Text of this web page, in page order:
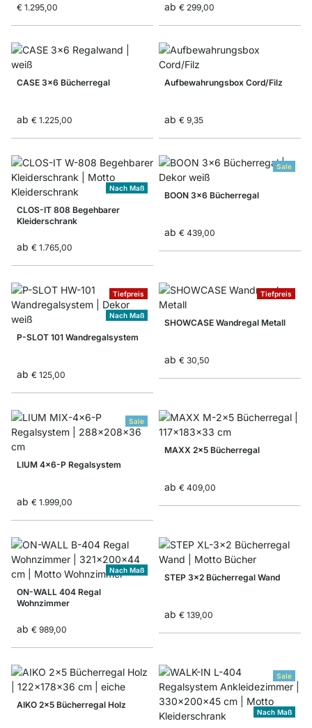
€ 1.295,00 ab € 299,00
CASE 3x6 Bücherregal
ab € 1.225,00
Aufbewahrungsbox Cord/Filz
ab € 9,35
Nach Maß
CLOS-IT 808 Begehbarer
Kleiderschrank
ab € 1.765,00
Sale
BOON 3x6 Bücherregal
ab € 439,00
Tiefpreis
Nach Maß
P-SLOT 101 Wandregalsystem
ab € 125,00
Tiefpreis
SHOWCASE Wandregal Metall
ab € 30,50
Sale
LIUM 4x6-P Regalsystem
ab € 1.999,00
MAXX 2x5 Bücherregal
ab € 409,00
Nach Maß
ON-WALL 404 Regal
Wohnzimmer
ab € 989,00
STEP 3x2 Bücherregal Wand
ab € 139,00
AIKO 2x5 Bücherregal Holz
Sale
Nach Maß